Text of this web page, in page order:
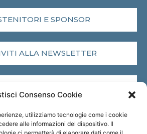
Consenso Cookie
utilizziamo tecnologie come i cookie
alle informazioni del dispositivo. Il
E SPONSOR
ALLA NEWSLETTER
MUSEO VIRTUALE